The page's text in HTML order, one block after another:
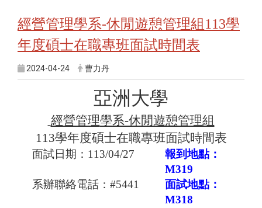
經營管理學系-休閒遊憩管理組113學
年度碩士在職專班面試時間表
2024-04-24 曹力丹
亞洲大學
經營管理學系-休閒遊憩管理組
113學年度碩士在職專班面試時間表
面試日期： 113/04/27
報到地點：
M319
系辦聯絡電話： #5441
面試地點：
M318